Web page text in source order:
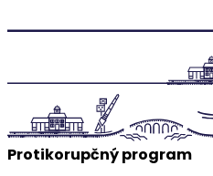
Protikorupčný program